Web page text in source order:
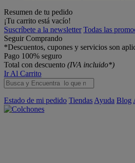
Resumen de tu pedido
¡Tu carrito está vacío!
Suscríbete a la newsletter Todas las
Seguir Comprando
*Descuentos, cupones y servicios son
Pago 100% seguro
Total con descuento (IVA incluido*)
Ir Al Carrito
Estado de mi pedido Tiendas Ayuda Blog